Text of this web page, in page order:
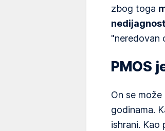
zbog toga
"neredovan
PMOS
On se
godinama.
ishrani. Kao